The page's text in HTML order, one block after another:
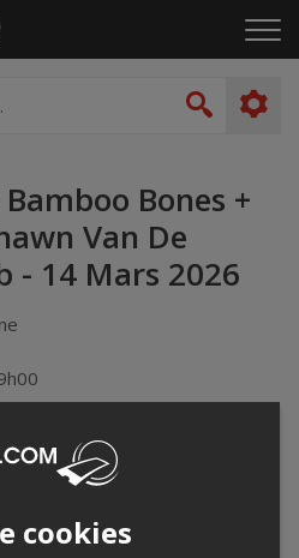
le
Bones +
Van De
- 14 Mars 2026
Rivières,QC
cookies